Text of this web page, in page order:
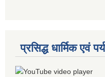
प्रसिद्ध धार्मिक एवं